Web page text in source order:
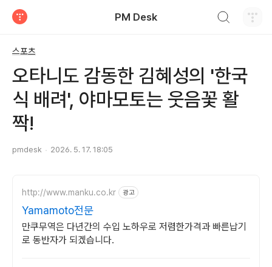
PM Desk
스포츠
오타니도 감동한 김혜성의 '한국
식 배려', 야마모토는 웃음꽃 활
짝!
pmdesk 2026. 5. 17. 18:05
http://www.manku.co.kr 광고
Yamamoto전문
만쿠무역은 다년간의 수입 노하우로 저렴한가격과 빠른납기
로 동반자가 되겠습니다.